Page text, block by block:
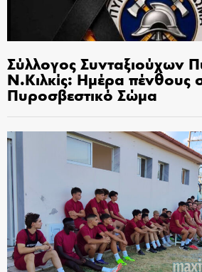
Σύλλογος Συνταξιούχων
Ν.Κιλκίς: Ημέρα πένθους
Πυροσβεστικό Σώμα